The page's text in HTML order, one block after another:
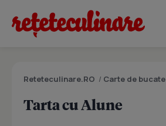
Reteteculinare.RO / Carte de bucate
Tarta cu Alune